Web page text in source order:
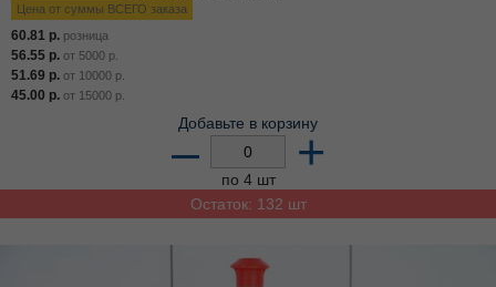
Цена от суммы ВСЕГО заказа
60.81 р. розница
56.55 р. от 5000 р.
51.69 р. от 10000 р.
45.00 р. от 15000 р.
Добавьте в корзину
– +
по 4 шт
Остаток: 132 шт